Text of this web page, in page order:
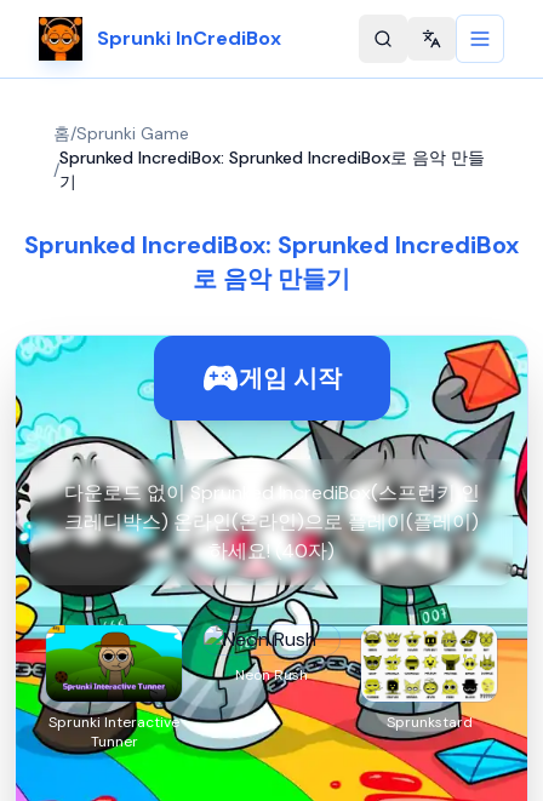
Sprunki InCrediBox Change
홈/Sprunki Game
/
Sprunked IncrediBox: Sprunked IncrediBox로 음악 만들
기
Sprunked IncrediBox: Sprunked IncrediBox
로 음악 만들기
게임 시작
다운로드 없이 Sprunked IncrediBox(스프런키 인
크레디박스) 온라인(온라인)으로 플레이(플레이)
하세요! (40자)
Sprunki Interactive
Tunner
Neon Rush
Sprunkstard